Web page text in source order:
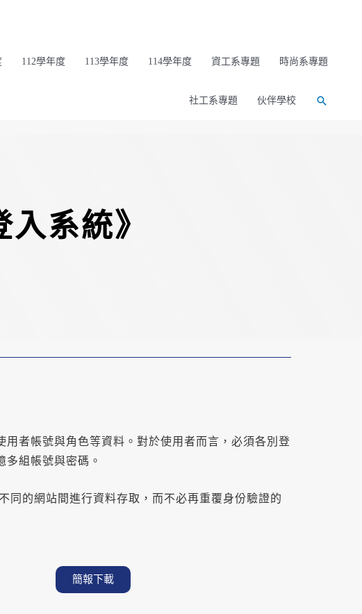
112學年度 113學年度 114學年度 資工系專題 時尚系專題
社工系專題 伙伴學校
系統》
者帳號與角色等資料。對於使用者而言，必須各別登
組帳號與密碼。
的網站間進行資料存取，而不必再重覆身份驗證的
簡報下載